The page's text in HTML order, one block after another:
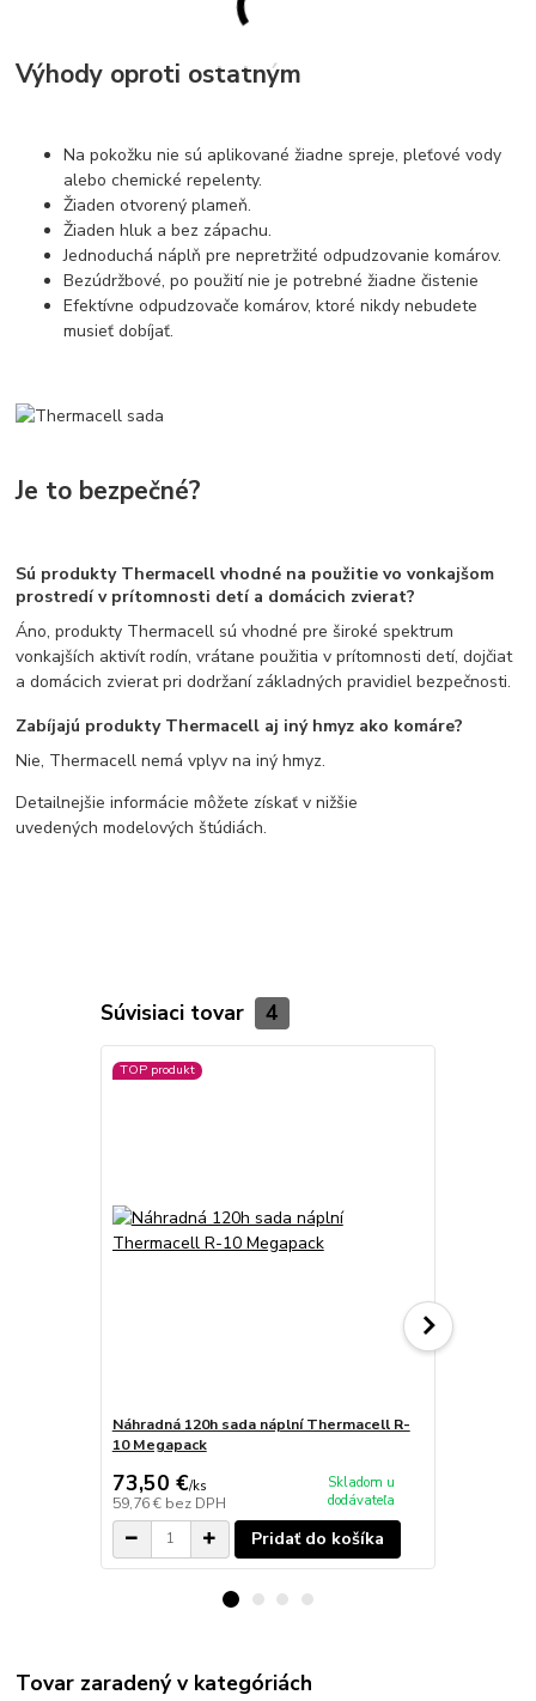
Výhody oproti ostatným
Na pokožku nie sú aplikované žiadne spreje, pleťové vody
alebo chemické repelenty.
Žiaden otvorený plameň.
Žiaden hluk a bez zápachu.
Jednoduchá náplň pre nepretržité odpudzovanie komárov.
Bezúdržbové, po použití nie je potrebné žiadne čistenie
Efektívne odpudzovače komárov, ktoré nikdy nebudete
musieť dobíjať.
Je to bezpečné?
Sú produkty Thermacell vhodné na použitie vo vonkajšom
prostredí v prítomnosti detí a domácich zvierat?
Áno, produkty Thermacell sú vhodné pre široké spektrum
vonkajších aktivít rodín, vrátane použitia v prítomnosti detí, dojčiat
a domácich zvierat pri dodržaní základných pravidiel bezpečnosti.
Zabíjajú produkty Thermacell aj iný hmyz ako komáre?
Nie, Thermacell nemá vplyv na iný hmyz.
Detailnejšie informácie môžete získať v nižšie
uvedených modelových štúdiách.
Súvisiaci tovar 4
TOP produkt
Náhradná 120h sada náplní Thermacell R-
10 Megapack
73,50 €/ks
59,76 € bez DPH
Skladom u
dodávateľa
Pridať do košíka
Tovar zaradený v kategóriách